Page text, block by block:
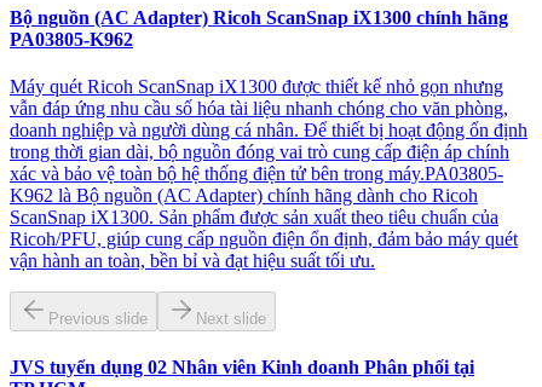
Bộ nguồn (AC Adapter) Ricoh ScanSnap iX1300 chính hãng
PA03805-K962
Máy quét Ricoh ScanSnap iX1300 được thiết kế nhỏ gọn nhưng
vẫn đáp ứng nhu cầu số hóa tài liệu nhanh chóng cho văn phòng,
doanh nghiệp và người dùng cá nhân. Để thiết bị hoạt động ổn định
trong thời gian dài, bộ nguồn đóng vai trò cung cấp điện áp chính
xác và bảo vệ toàn bộ hệ thống điện tử bên trong máy.PA03805-
K962 là Bộ nguồn (AC Adapter) chính hãng dành cho Ricoh
ScanSnap iX1300. Sản phẩm được sản xuất theo tiêu chuẩn của
Ricoh/PFU, giúp cung cấp nguồn điện ổn định, đảm bảo máy quét
vận hành an toàn, bền bỉ và đạt hiệu suất tối ưu.
Previous slide Next slide
JVS tuyển dụng 02 Nhân viên Kinh doanh Phân phối tại